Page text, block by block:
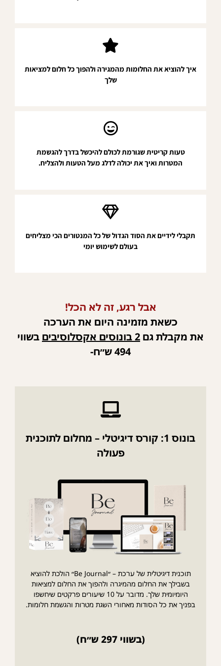
איך להוציא את החלומות מהמגירה ולהפוך כל חלום למציאות
שלך
טעות קריטית שגורמת לכולם להיכשל בדרך להגשמת
המטרות ואיך את יכולה לדלג מעל הטעות ולהצליח.
תקבלי לידיים את הסוד הגדול של כל המנטורים הכי מצליחים
בעולם לשימוש יומי
אבל רגע, זה לא הכל!
כשאת מזמינה היום את הערכה
את מקבלת גם 2 בונוסים אקסלוסיבים
בשווי
494 ש״ח-
בונוס 1: קורס דיגיטלי – מחלום לתוכנית
פעולה
תוכנית דיגיטלית של ערכת – ״Be Journal״ הולכת להוציא
בשבילך את החלום מהמיגרה ולהפוך את החלום למציאות
היומיומית שלך. מדובר על 10 שיעורים פרקטים שיחשפו
בפניך את כל הסודות מאחורי השגת מטרות והגשמת חלומות.
(בשווי 297 ש״ח)